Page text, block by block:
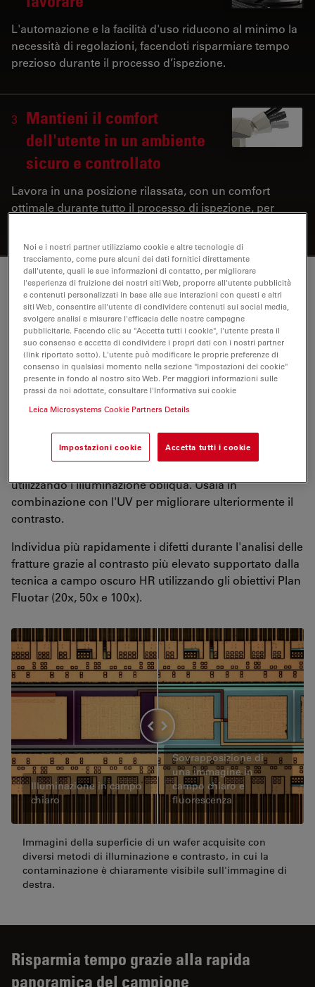
L'automazione e la facilità d'uso riducono al minimo la
necessità di regolazioni, facendoti risparmiare tempo
prezioso durante il processo d’ispezione.
3
Mantieni il comfort
dell'utente in un ambiente
sicuro e controllato
Lavora in una posizione rilassata, con un comfort
ottimale durante tutto il processo di ispezione, per
Visualizzazione rapida di strutture e difetti
Rileva e analizza diversi tipi di strutture e difetti, come
graffi e contaminazione, presenti sui campioni. Per
eseguire le ispezioni in modo rapido e affidabile, puoi
scegliere tra una serie di metodi di illuminazione e
contrasto, come il campo chiaro, il campo scuro, la
polarizzazione, e il contrasto di interferenza differenziale
utilizzando l'illuminazione obliqua. Usala in
combinazione con l'UV per migliorare ulteriormente il
contrasto.
Individua più rapidamente i difetti durante l'analisi delle
fratture grazie al contrasto più elevato supportato dalla
tecnica a campo oscuro HR utilizzando gli obiettivi Plan
Fluotar (20x, 50x e 100x).
Illuminazione in campo
chiaro
Sovrapposizione di
una immagine in
campo chiaro e
fluorescenza
Immagini della superficie di un wafer acquisite con
diversi metodi di illuminazione e contrasto, in cui la
contaminazione è chiaramente visibile sull'immagine di
destra.
Risparmia tempo grazie alla rapida
panoramica del campione
Noi e i nostri partner utilizziamo cookie e altre tecnologie di
tracciamento, come pure alcuni dei dati fornitici direttamente
dall'utente, quali le sue informazioni di contatto, per migliorare
l'esperienza di fruizione dei nostri siti Web, proporre all'utente pubblicità
e contenuti personalizzati in base alle sue interazioni con questi e altri
siti Web, consentire all'utente di condividere contenuti sui social media,
svolgere analisi e misurare l'efficacia delle nostre campagne
pubblicitarie. Facendo clic su "Accetta tutti i cookie", l'utente presta il
suo consenso e accetta di condividere i propri dati con i nostri partner
(link riportato sotto). L'utente può modificare le proprie preferenze di
consenso in qualsiasi momento nella sezione "Impostazioni dei cookie"
presente in fondo al nostro sito Web. Per maggiori informazioni sulle
prassi da noi adottate, consultare l'Informativa sui cookie
Leica Microsystems Cookie Partners Details
Impostazioni cookie Accetta tutti i cookie